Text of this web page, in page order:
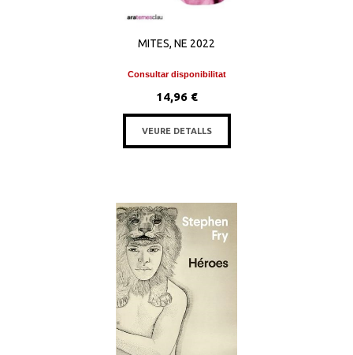
MITES, NE 2022
Consultar disponibilitat
14,96 €
VEURE DETALLS